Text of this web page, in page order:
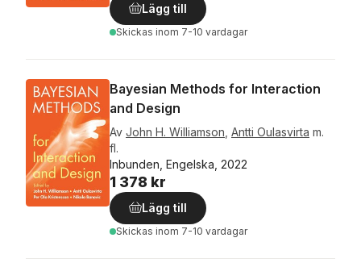
Lägg till
Skickas inom 7-10 vardagar
Bayesian Methods for Interaction
and Design
Av John H. Williamson Antti Oulasvirta m.
fl.
Inbunden, Engelska, 2022
1 378 kr
Lägg till
Skickas inom 7-10 vardagar